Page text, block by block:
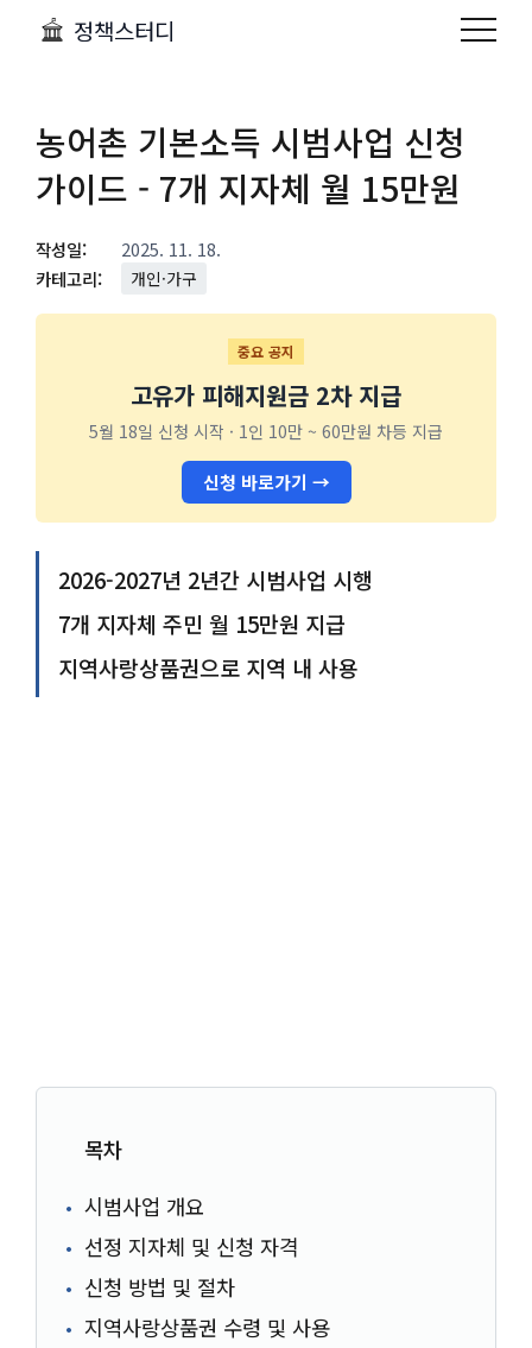
정책스터디
농어촌 기본소득 시범사업 신청
가이드 - 7개 지자체 월 15만원
작성일:
2025. 11. 18.
카테고리:
개인·가구
중요 공지
고유가 피해지원금 2차 지급
5월 18일 신청 시작 · 1인 10만 ~ 60만원 차등 지급
신청 바로가기 →
2026-2027년 2년간 시범사업 시행
7개 지자체 주민 월 15만원 지급
지역사랑상품권으로 지역 내 사용
목차
시범사업 개요
선정 지자체 및 신청 자격
신청 방법 및 절차
지역사랑상품권 수령 및 사용